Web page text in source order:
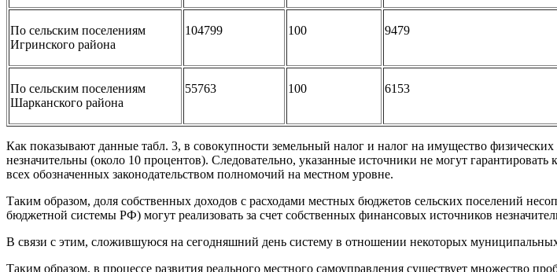
По сельским поселениям
Игринского района
104799 100 9479
По сельским поселениям
Шарканского района
55763 100 6153
Как показывают данные табл. 3, в совокупности земельный налог и налог на имущество
незначительны (около 10 процентов). Следовательно, указанные источники не могут
всех обозначенных законодательством полномочий на местном уровне.
Таким образом, доля собственных доходов с расходами местных бюджетов сельских поселений
бюджетной системы РФ) могут реализовать за счет собственных финансовых источников
В связи с этим, сложившуюся на сегодняшний день систему в отношении некоторых
Таким образом, в процессе развития реального местного самоуправления существует множество